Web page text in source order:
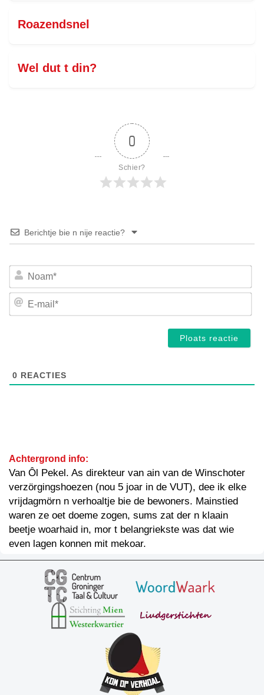
Roazendsnel
Wel dut t din?
0
Schier?
Berichtje bie n nije reactie?
E-
0 REACTIES
Achtergrond info:
Van Ôl Pekel. As direkteur van ain van de Winschoter
verzörgingshoezen (nou 5 joar in de VUT), dee ik elke
vrijdagmörn n verhoaltje bie de bewoners. Mainstied
waren ze oet doeme zogen, sums zat der n klaain
beetje woarhaid in, mor t belangriekste was dat wie
even lagen konnen mit mekoar.